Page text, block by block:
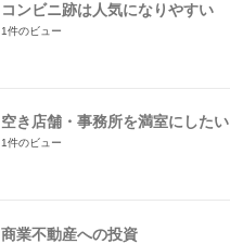
コンビニ跡は人気になりやすい
1件のビュー
空き店舗・事務所を満室にしたい
1件のビュー
商業不動産への投資